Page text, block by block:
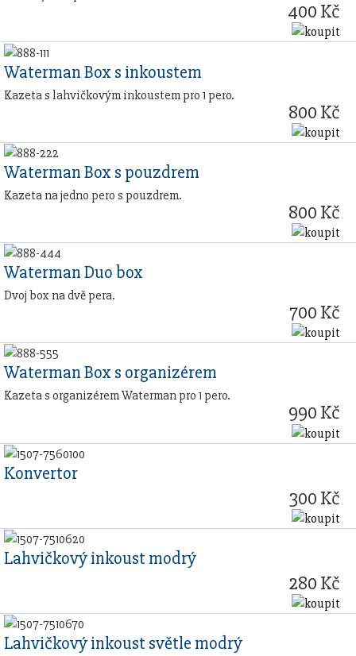
400 Kč
Waterman Box s inkoustem
Kazeta s lahvičkovým inkoustem pro 1 pero.
800 Kč
Waterman Box s pouzdrem
Kazeta na jedno pero s pouzdrem.
800 Kč
Waterman Duo box
Dvoj box na dvě pera.
700 Kč
Waterman Box s organizérem
Kazeta s organizérem Waterman pro 1 pero.
990 Kč
Konvertor
300 Kč
Lahvičkový inkoust modrý
280 Kč
Lahvičkový inkoust světle modrý